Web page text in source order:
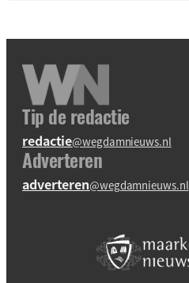
Tip de redactie
redactie@wegdamnieuws.nl
Adverteren
adverteren@wegdamnieuws.nl